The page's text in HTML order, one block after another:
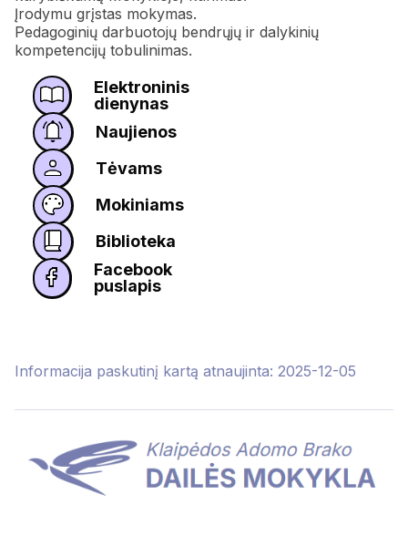
Įrodymu grįstas mokymas.
Pedagoginių darbuotojų bendrųjų ir dalykinių
kompetencijų tobulinimas.
Elektroninis
dienynas
Naujienos
Tėvams
Mokiniams
Biblioteka
Facebook
puslapis
Informacija paskutinį kartą atnaujinta: 2025-12-05